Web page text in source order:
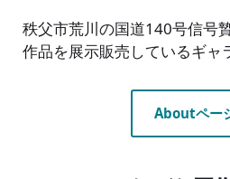
秩父市荒川の国道140号信号
作品を展示販売しているギャ
Aboutペー